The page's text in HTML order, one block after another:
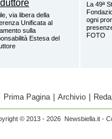
via libera della
Unificata al
sulla
Estesa del
La 49ª
ogni
FOTO
Prima Pagina Archivio
© 2013 - 2026 Newsbiella.it -